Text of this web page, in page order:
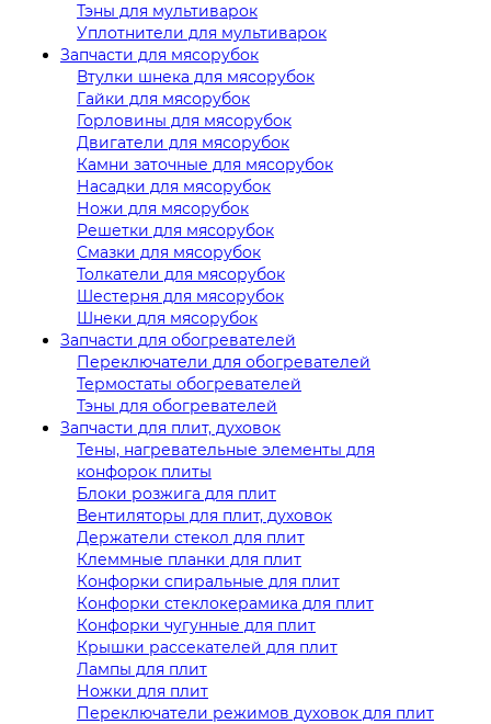
Тэны для мультиварок
Уплотнители для мультиварок
Запчасти для мясорубок
Втулки шнека для мясорубок
Гайки для мясорубок
Горловины для мясорубок
Двигатели для мясорубок
Камни заточные для мясорубок
Насадки для мясорубок
Ножи для мясорубок
Решетки для мясорубок
Смазки для мясорубок
Толкатели для мясорубок
Шестерня для мясорубок
Шнеки для мясорубок
Запчасти для обогревателей
Переключатели для обогревателей
Термостаты обогревателей
Тэны для обогревателей
Запчасти для плит, духовок
Тены, нагревательные элементы для
конфорок плиты
Блоки розжига для плит
Вентиляторы для плит, духовок
Держатели стекол для плит
Клеммные планки для плит
Конфорки спиральные для плит
Конфорки стеклокерамика для плит
Конфорки чугунные для плит
Крышки рассекателей для плит
Лампы для плит
Ножки для плит
Переключатели режимов духовок для плит